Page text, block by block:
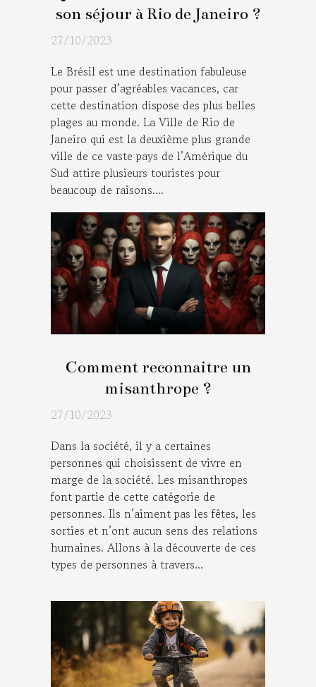
son séjour à Rio de Janeiro ?
27/10/2023
Le Brésil est une destination fabuleuse
pour passer d’agréables vacances, car
cette destination dispose des plus belles
plages au monde. La Ville de Rio de
Janeiro qui est la deuxième plus grande
ville de ce vaste pays de l’Amérique du
Sud attire plusieurs touristes pour
beaucoup de raisons....
Comment reconnaitre un
misanthrope ?
27/10/2023
Dans la société, il y a certaines
personnes qui choisissent de vivre en
marge de la société. Les misanthropes
font partie de cette catégorie de
personnes. Ils n’aiment pas les fêtes, les
sorties et n’ont aucun sens des relations
humaines. Allons à la découverte de ces
types de personnes à travers...